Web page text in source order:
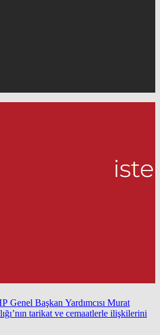
Genel Başkan Yardımcısı Murat
tarikat ve cemaatlerle ilişkilerini